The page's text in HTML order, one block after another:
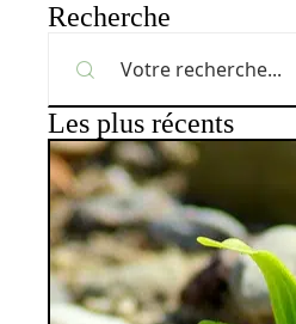
Recherche
Les plus récents